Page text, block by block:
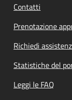
Contatti
Prenotazione
Richiedi
Statistiche del
Leggi le FAQ